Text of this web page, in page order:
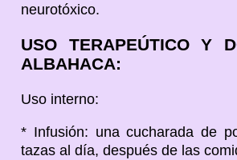
neurotóxico.
USO TERAPEÚTICO Y
ALBAHACA:
Uso interno:
* Infusión: una cucharada de
tazas al día, después de las